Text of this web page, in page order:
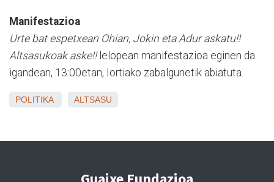
Manifestazioa
Urte bat espetxean Ohian, Jokin eta Adur askatu!!
Altsasukoak aske!!lelopean manifestazioa eginen da
igandean, 13:00etan, Iortiako zabalgunetik abiatuta.
POLITIKA ALTSASU